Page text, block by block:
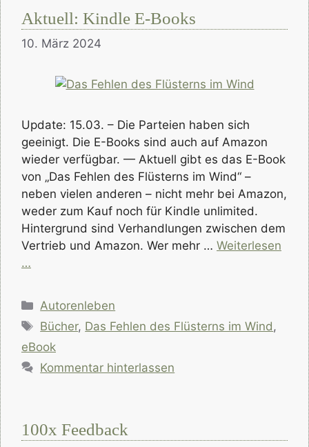
Aktuell: Kindle E-Books
10. März 2024
Update: 15.03. – Die Parteien haben sich
geeinigt. Die E-Books sind auch auf Amazon
wieder verfügbar. — Aktuell gibt es das E-Book
von „Das Fehlen des Flüsterns im Wind“ –
neben vielen anderen – nicht mehr bei Amazon,
weder zum Kauf noch für Kindle unlimited.
Hintergrund sind Verhandlungen zwischen dem
Vertrieb und Amazon. Wer mehr … Weiterlesen
…
Kategorien
Autorenleben
Schlagwörter
Bücher, Das Fehlen des Flüsterns im Wind,
eBook
Kommentar hinterlassen
100x Feedback